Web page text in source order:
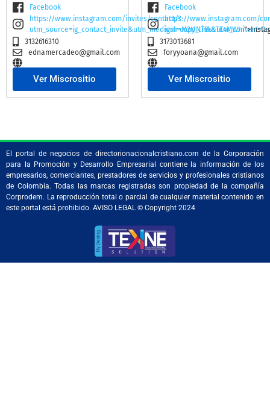
Facebook
https://www.instagram.com/invites/contact/?
3132616310
ednamercadeo@gmail.com
Ver Miscrositio
Facebook
https://www.instagram.com/
igsh=M2t1NTBscTE4MWhi
3173013681
foryyoana@gmail.com
Ver Miscrositio
El portal de negocios de directorionacionalcristiano.com de la Corporación
para la Promoción y Desarrollo Empresarial contiene la información de los
empresarios, comerciantes, prestadores de servicios y profesionales cristianos
de Colombia. Todas las marcas registradas son propiedad de la compañía
Corprodem. La reproducción total o parcial de cualquier material contenido en
este portal está prohibido. AVISO LEGAL © Copyright 2024